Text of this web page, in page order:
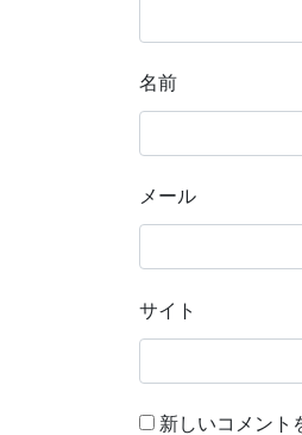
名前
メール
サイト
新しいコメント